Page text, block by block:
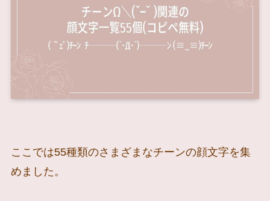
ここでは55種類のさまざまなチーンの顔文字を集
めました。